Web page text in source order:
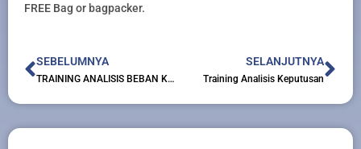
FREE Bag or bagpacker.
Prev
SEBELUMNYA
TRAINING ANALISIS BEBAN KERJA DAN ANALISIS JABATAN
SELANJUTNYA
Training Analisis Keputusan